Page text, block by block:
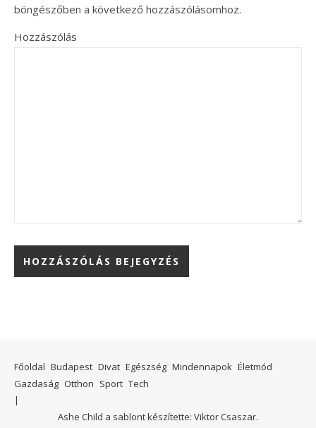
böngészőben a következő hozzászólásomhoz.
Hozzászólás
Főoldal Budapest Divat Egészség Mindennapok Életmód
Gazdaság Otthon Sport Tech
Ashe Child a sablont készítette: Viktor Csaszar.